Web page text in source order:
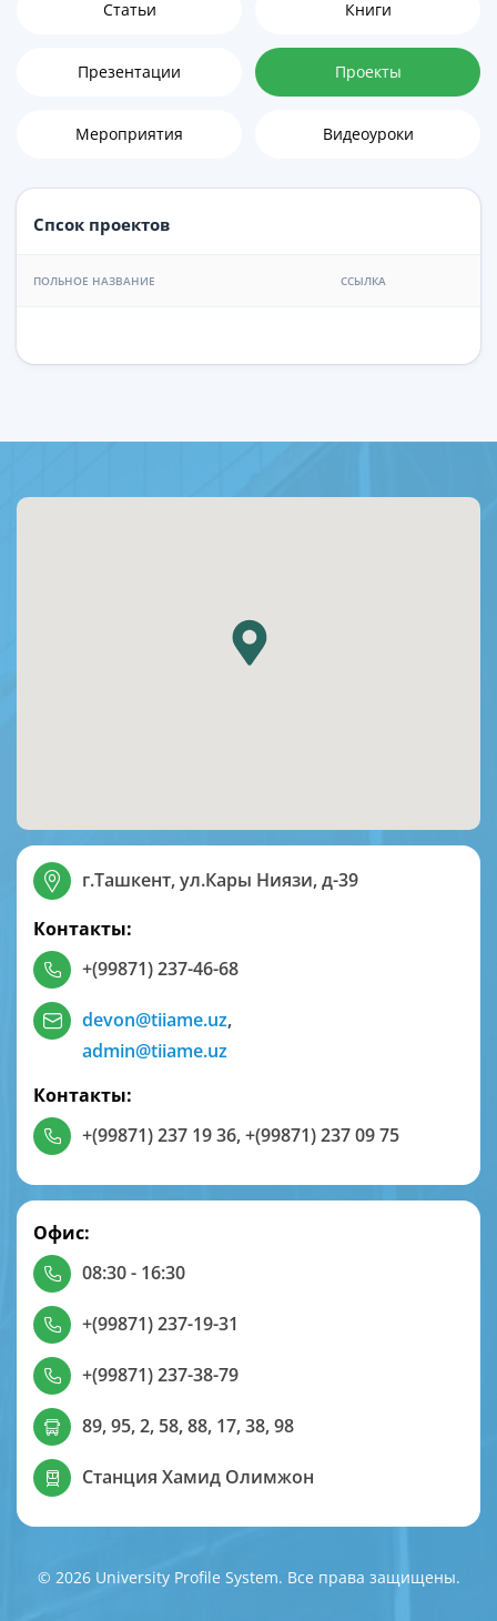
Статьи Книги
Презентации Проекты
Мероприятия Видеоуроки
Спсок проектов
ПОЛЬНОЕ НАЗВАНИЕ ССЫЛКА
г.Ташкент, ул.Кары Ниязи, д-39
Контакты:
+(99871) 237-46-68
devon@tiiame.uz,
admin@tiiame.uz
Контакты:
+(99871) 237 19 36,+(99871) 237 09 75
Офис:
08:30 - 16:30
+(99871) 237-19-31
+(99871) 237-38-79
89, 95, 2, 58, 88, 17, 38, 98
Станция Хамид Олимжон
© 2026 University Profile System. Все права защищены.